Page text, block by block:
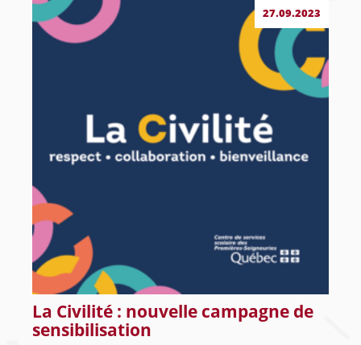
27.09.2023
La Civilité : nouvelle campagne de
sensibilisation